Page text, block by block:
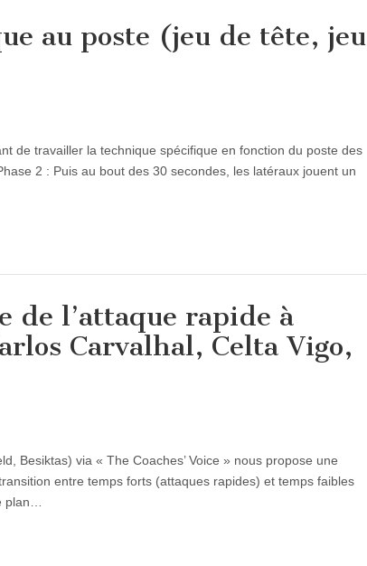
au poste (jeu de tête, jeu
de travailler la technique spécifique en fonction du poste des
2 : Puis au bout des 30 secondes, les latéraux jouent un
de l’attaque rapide à
Carvalhal, Celta Vigo,
Besiktas) via « The Coaches’ Voice » nous propose une
entre temps forts (attaques rapides) et temps faibles
plan…